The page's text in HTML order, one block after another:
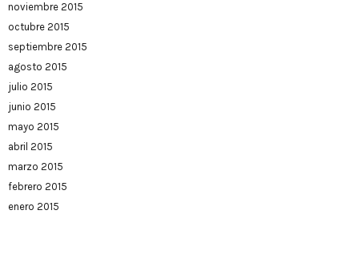
noviembre 2015
octubre 2015
septiembre 2015
agosto 2015
julio 2015
junio 2015
mayo 2015
abril 2015
marzo 2015
febrero 2015
enero 2015